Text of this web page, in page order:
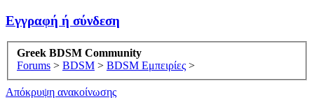
Εγγραφή ή σύνδεση
Greek BDSM Community
Forums > BDSM > BDSM Εμπειρίες >
Απόκρυψη ανακοίνωσης